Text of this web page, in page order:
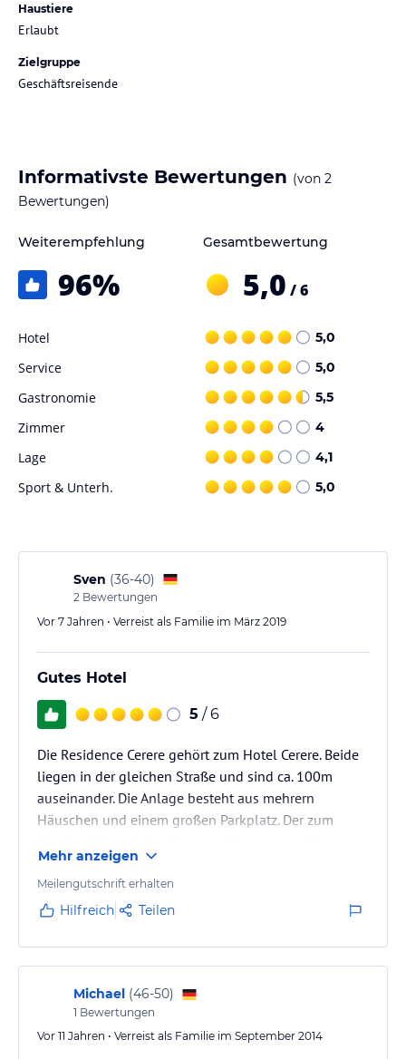
Haustiere
Erlaubt
Zielgruppe
Geschäftsreisende
Informativste Bewertungen (von 2
Bewertungen)
Weiterempfehlung
96%
Gesamtbewertung
5,0 / 6
Hotel 5,0
Service 5,0
Gastronomie 5,5
Zimmer 4
Lage 4,1
Sport & Unterh. 5,0
Sven (36-40)
2 Bewertungen
Vor 7 Jahren • Verreist als Familie im März 2019
Gutes Hotel
5 / 6
Die Residence Cerere gehört zum Hotel Cerere. Beide
liegen in der gleichen Straße und sind ca. 100m
auseinander. Die Anlage besteht aus mehrern
Häuschen und einem großen Parkplatz. Der zum
Mehr anzeigen
Meilengutschrift erhalten
Hilfreich Teilen
Michael (46-50)
1 Bewertungen
Vor 11 Jahren • Verreist als Familie im September 2014